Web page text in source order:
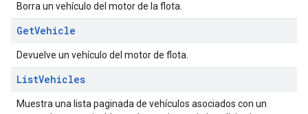
Borra un vehículo del motor de la flota.
GetVehicle
Devuelve un vehículo del motor de flota.
ListVehicles
Muestra una lista paginada de vehículos asociados con un